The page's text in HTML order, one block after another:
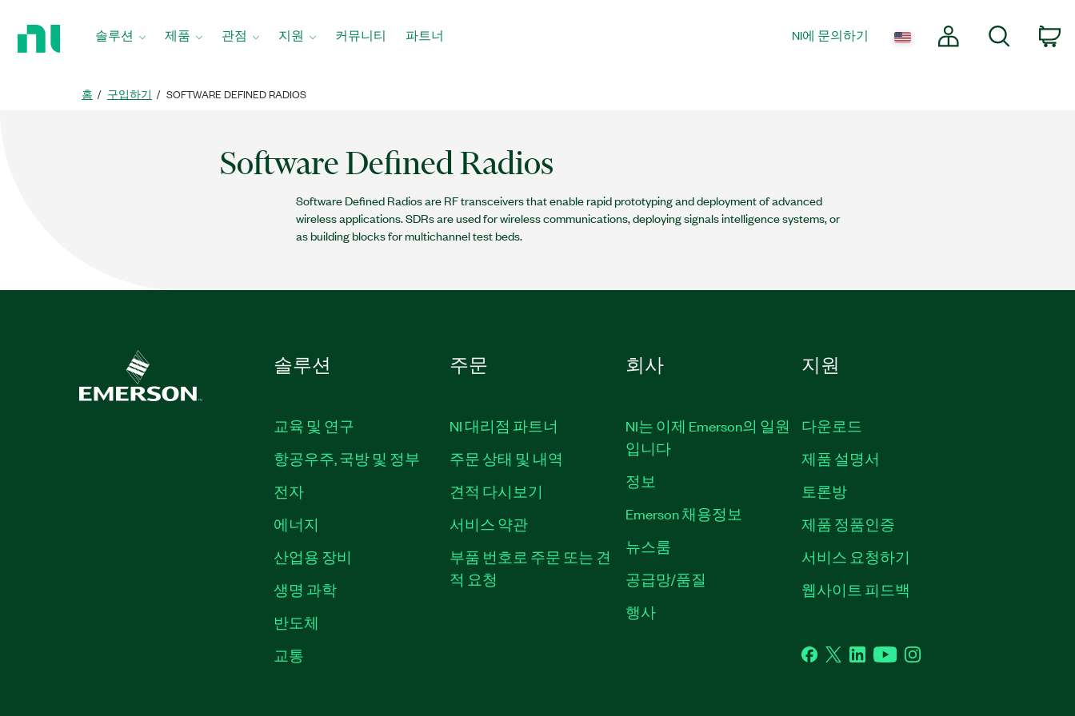
솔루션 제품 관점 지원 커뮤니티 파트너 NI에 문의하기 내 계정
홈 구입하기 SOFTWARE DEFINED RADIOS
Software Defined Radios
Software Defined Radios are RF transceivers that enable rapid prototyping and deployment of advanced
wireless applications. SDRs are used for wireless communications, deploying signals intelligence systems, or
as building blocks for multichannel test beds.
솔루션
교육 및 연구
항공우주, 국방 및 정부
전자
에너지
산업용 장비
생명 과학
반도체
교통
주문
NI 대리점 파트너
주문 상태 및 내역
견적 다시보기
서비스 약관
부품 번호로 주문 또는 견
적 요청
회사
NI는 이제 Emerson의 일원
입니다
정보
Emerson 채용정보
뉴스룸
공급망/품질
행사
지원
다운로드
제품 설명서
토론방
제품 정품인증
서비스 요청하기
웹사이트 피드백
Facebook
TwitterLinkedInYouTubeInstagram